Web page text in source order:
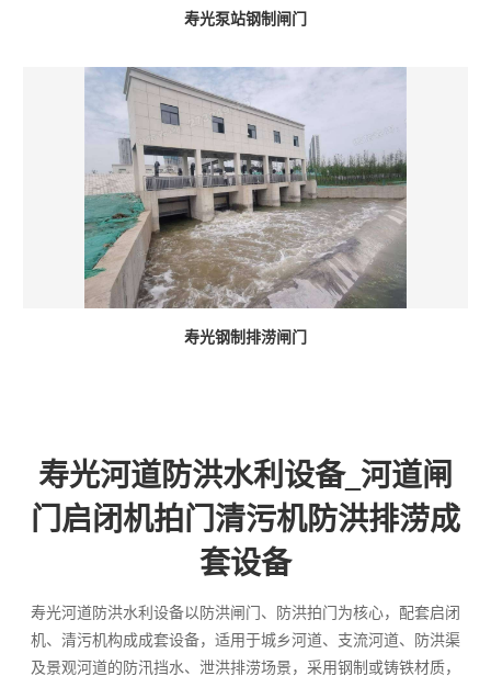
寿光泵站钢制闸门
寿光钢制排涝闸门
寿光河道防洪水利设备_河道闸
门启闭机拍门清污机防洪排涝成
套设备
寿光河道防洪水利设备以防洪闸门、防洪拍门为核心，配套启闭
机、清污机构成成套设备，适用于城乡河道、支流河道、防洪渠
及景观河道的防汛挡水、泄洪排涝场景，采用钢制或铸铁材质，